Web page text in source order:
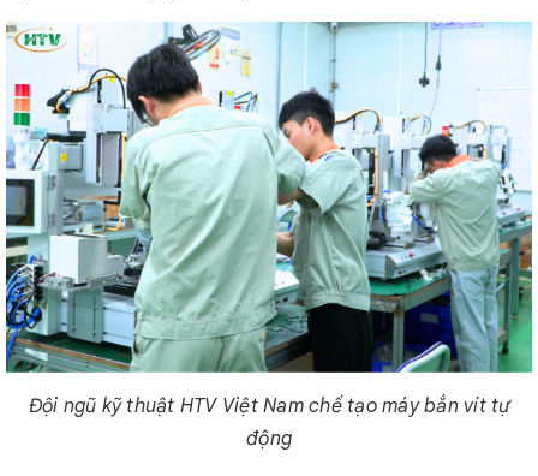
Đội ngũ kỹ thuật HTV Việt Nam chế tạo máy bắn vít tự
động